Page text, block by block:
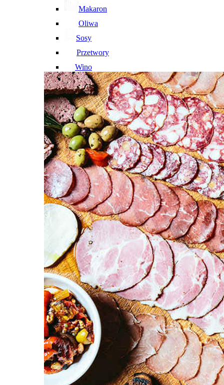
Makaron
Oliwa
Sosy
Przetwory
Wino